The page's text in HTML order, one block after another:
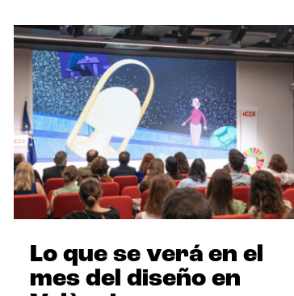
Lo que se verá en el
mes del diseño en